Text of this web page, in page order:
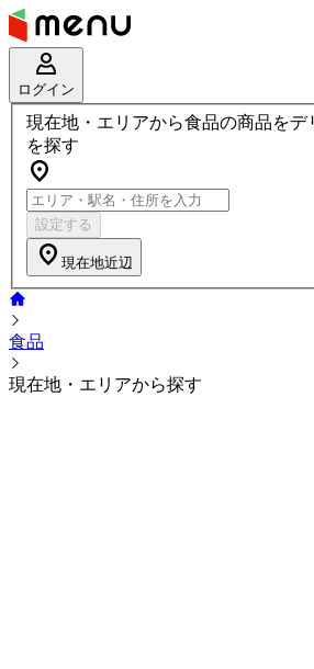
ログイン
現在地・エリアから食品の商品をデ
を探す
設定する
現在地近辺
食品
現在地・エリアから探す